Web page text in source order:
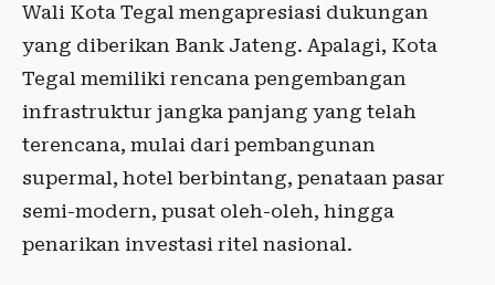
Wali Kota Tegal mengapresiasi dukungan
yang diberikan Bank Jateng. Apalagi, Kota
Tegal memiliki rencana pengembangan
infrastruktur jangka panjang yang telah
terencana, mulai dari pembangunan
supermal, hotel berbintang, penataan pasar
semi-modern, pusat oleh-oleh, hingga
penarikan investasi ritel nasional.